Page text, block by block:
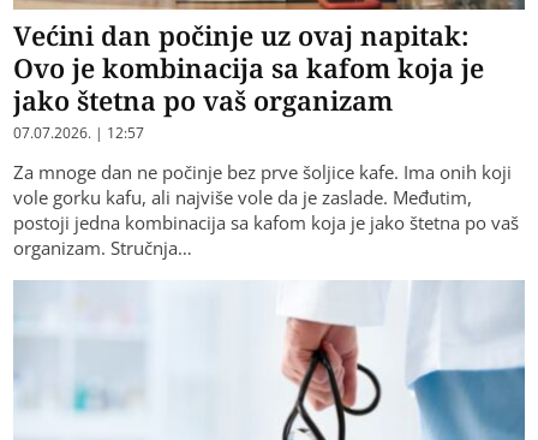
Većini dan počinje uz ovaj napitak:
Ovo je kombinacija sa kafom koja je
jako štetna po vaš organizam
07.07.2026. | 12:57
Za mnoge dan ne počinje bez prve šoljice kafe. Ima onih koji
vole gorku kafu, ali najviše vole da je zaslade. Međutim,
postoji jedna kombinacija sa kafom koja je jako štetna po vaš
organizam. Stručnja…